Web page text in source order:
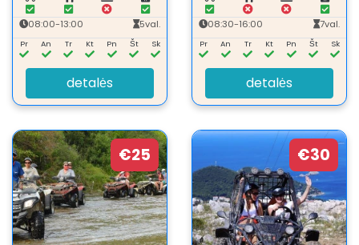
08:00-13:00 5val.
Pr An Tr Kt Pn Št Sk
detalės
08:30-16:00 7val.
Pr An Tr Kt Pn Št Sk
detalės
€25 €30